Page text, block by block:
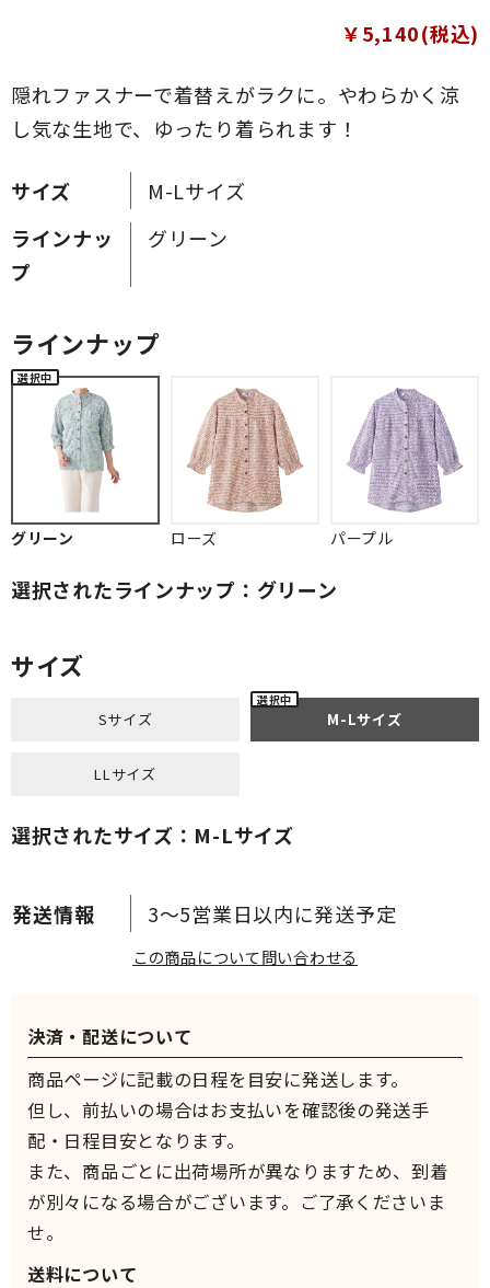
隠れファスナーで着替えがラクに。やわらかく涼
し気な生地で、ゆったり着られます！
￥5,140(税込)
サイズ
M-Lサイズ
ラインナッ
プ
グリーン
3～5営業日以内に発送予定
ラインナップ
グリーン ローズ パープル
選択されたラインナップ：グリーン
サイズ
Sサイズ M-Lサイズ
LLサイズ
選択されたサイズ：M-Lサイズ
この商品について問い合わせる
決済・配送について
商品ページに記載の日程を目安に発送します。
但し、前払いの場合はお支払いを確認後の発送手
配・日程目安となります。
また、商品ごとに出荷場所が異なりますため、到着
が別々になる場合がございます。ご了承くださいま
せ。
送料について